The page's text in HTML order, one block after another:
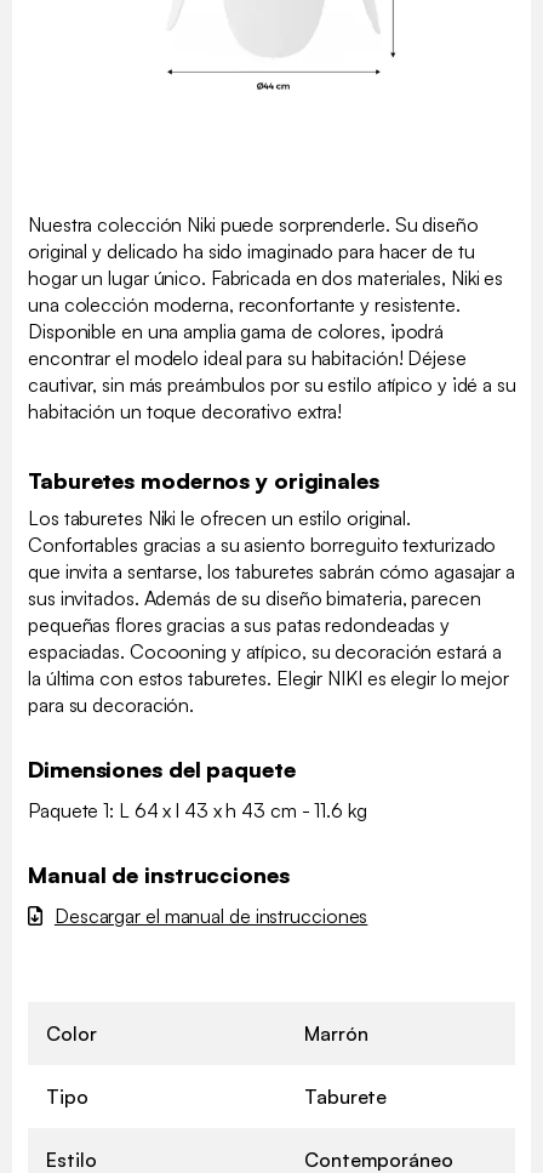
Nuestra colección Niki puede sorprenderle. Su diseño
original y delicado ha sido imaginado para hacer de tu
hogar un lugar único. Fabricada en dos materiales, Niki es
una colección moderna, reconfortante y resistente.
Disponible en una amplia gama de colores, ¡podrá
encontrar el modelo ideal para su habitación! Déjese
cautivar, sin más preámbulos por su estilo atípico y ¡dé a su
habitación un toque decorativo extra!
Taburetes modernos y originales
Los taburetes Niki le ofrecen un estilo original.
Confortables gracias a su asiento borreguito texturizado
que invita a sentarse, los taburetes sabrán cómo agasajar a
sus invitados. Además de su diseño bimateria, parecen
pequeñas flores gracias a sus patas redondeadas y
espaciadas. Cocooning y atípico, su decoración estará a
la última con estos taburetes. Elegir NIKI es elegir lo mejor
para su decoración.
Dimensiones del paquete
Paquete 1: L 64 x l 43 x h 43 cm - 11.6 kg
Manual de instrucciones
Descargar el manual de instrucciones
Color Marrón
Tipo Taburete
Estilo Contemporáneo